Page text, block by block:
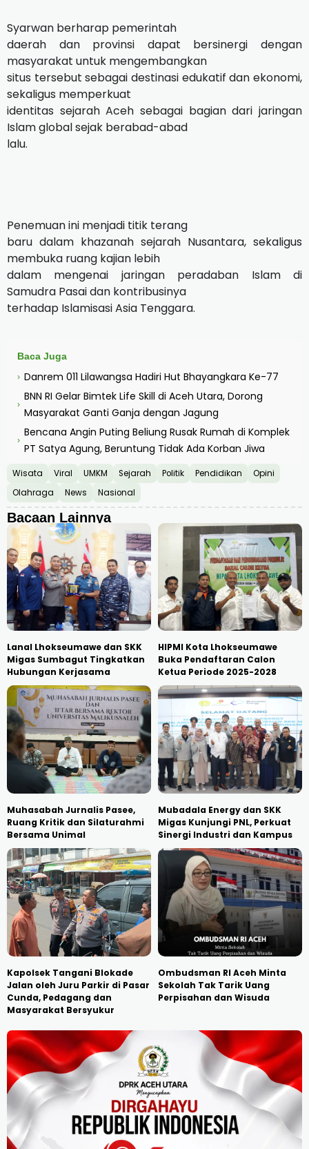
Syarwan berharap pemerintah
daerah dan provinsi dapat bersinergi dengan
masyarakat untuk mengembangkan
situs tersebut sebagai destinasi edukatif dan ekonomi,
sekaligus memperkuat
identitas sejarah Aceh sebagai bagian dari jaringan
Islam global sejak berabad-abad
lalu.
Penemuan ini menjadi titik terang
baru dalam khazanah sejarah Nusantara, sekaligus
membuka ruang kajian lebih
dalam mengenai jaringan peradaban Islam di
Samudra Pasai dan kontribusinya
terhadap Islamisasi Asia Tenggara.
Baca Juga
› Danrem 011 Lilawangsa Hadiri Hut Bhayangkara Ke-77
›
BNN RI Gelar Bimtek Life Skill di Aceh Utara, Dorong
Masyarakat Ganti Ganja dengan Jagung
›
Bencana Angin Puting Beliung Rusak Rumah di Komplek
PT Satya Agung, Beruntung Tidak Ada Korban Jiwa
Wisata Viral UMKM Sejarah Politik Pendidikan
Opini
Olahraga
News Nasional
Bacaan Lainnya
Lanal Lhokseumawe dan SKK
Migas Sumbagut Tingkatkan
Hubungan Kerjasama
HIPMI Kota Lhokseumawe
Buka Pendaftaran Calon
Ketua Periode 2025-2028
Muhasabah Jurnalis Pasee,
Ruang Kritik dan Silaturahmi
Bersama Unimal
Mubadala Energy dan SKK
Migas Kunjungi PNL, Perkuat
Sinergi Industri dan Kampus
Kapolsek Tangani Blokade
Jalan oleh Juru Parkir di Pasar
Cunda, Pedagang dan
Masyarakat Bersyukur
Ombudsman RI Aceh Minta
Sekolah Tak Tarik Uang
Perpisahan dan Wisuda